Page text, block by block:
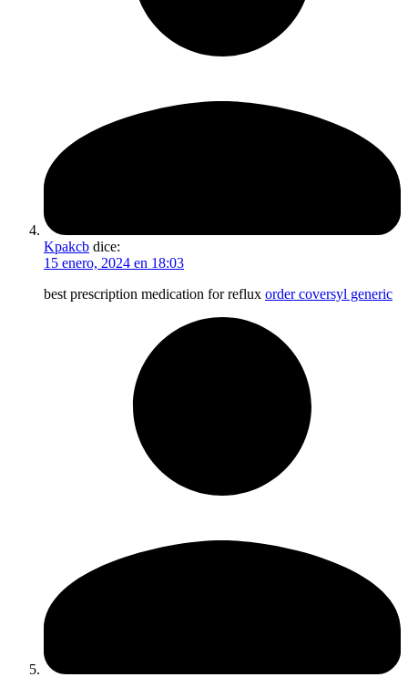
Kpakcb dice:
15 enero, 2024 en 18:03
best prescription medication for reflux order coversyl generic